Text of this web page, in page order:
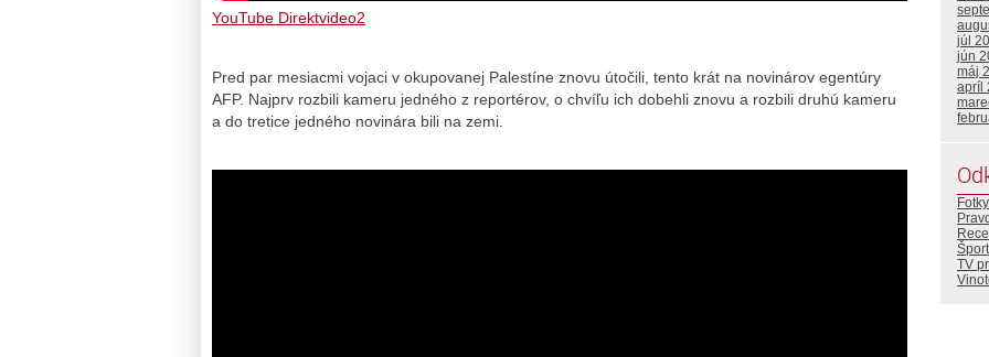
YouTube Direktvideo2
Pred par mesiacmi vojaci v okupovanej Palestíne znovu útočili, tento krát na novinárov egentúry
AFP. Najprv rozbili kameru jedného z reportérov, o chvíľu ich dobehli znovu a rozbili druhú kameru
a do tretice jedného novinára bili na zemi.
júl
jún
máj
apríl
Fotky
Šport
TV